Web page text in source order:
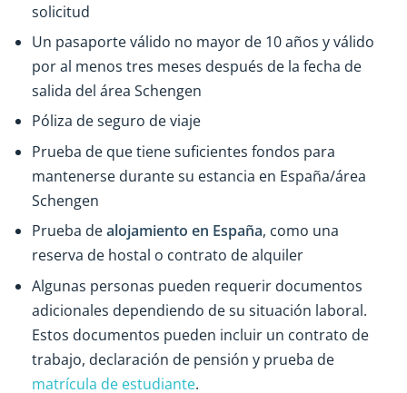
solicitud
Un pasaporte válido no mayor de 10 años y válido
por al menos tres meses después de la fecha de
salida del área Schengen
Póliza de seguro de viaje
Prueba de que tiene suficientes fondos para
mantenerse durante su estancia en España/área
Schengen
Prueba dealojamiento en España, como una
reserva de hostal o contrato de alquiler
Algunas personas pueden requerir documentos
adicionales dependiendo de su situación laboral.
Estos documentos pueden incluir un contrato de
trabajo, declaración de pensión y prueba de
matrícula de estudiante.